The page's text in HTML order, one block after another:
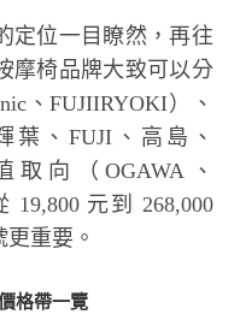
定位一目瞭然，再往
摩椅品牌大致可以分
、FUJIIRYOKI）、
葉、FUJI、高島、
取向（OGAWA、
元到 268,000
重要。
格帶一覽